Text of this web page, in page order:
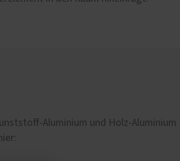
Aluminium und Holz-Aluminium